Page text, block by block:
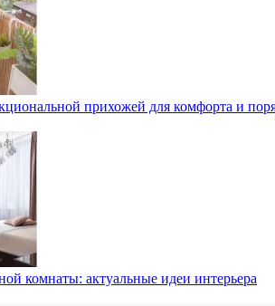
прихожей для комфорта и
комнаты: актуальные идеи интерьера